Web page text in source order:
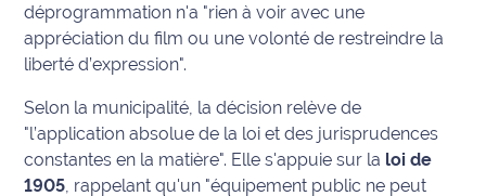
Qui
sommes
Devenir
annonceur
déprogrammation n'a "rien à voir avec une
appréciation du film ou une volonté de restreindre la
liberté d’expression".
Selon la municipalité, la décision relève de
"l’application absolue de la loi et des jurisprudences
constantes en la matière". Elle s'appuie sur la loi de
1905 , rappelant qu'un "équipement public ne peut